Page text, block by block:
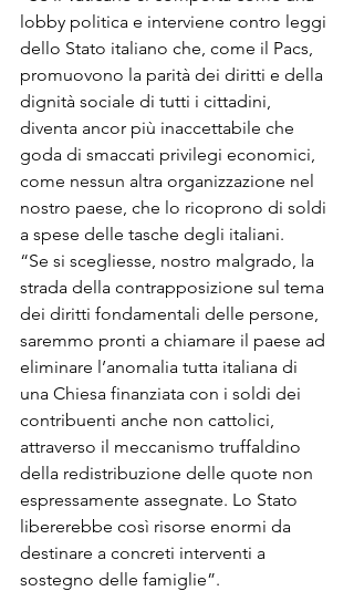
lobby politica e interviene contro leggi
dello Stato italiano che, come il Pacs,
promuovono la parità dei diritti e della
dignità sociale di tutti i cittadini,
diventa ancor più inaccettabile che
goda di smaccati privilegi economici,
come nessun altra organizzazione nel
nostro paese, che lo ricoprono di soldi
a spese delle tasche degli italiani.
“Se si scegliesse, nostro malgrado, la
strada della contrapposizione sul tema
dei diritti fondamentali delle persone,
saremmo pronti a chiamare il paese ad
eliminare l’anomalia tutta italiana di
una Chiesa finanziata con i soldi dei
contribuenti anche non cattolici,
attraverso il meccanismo truffaldino
della redistribuzione delle quote non
espressamente assegnate. Lo Stato
libererebbe così risorse enormi da
destinare a concreti interventi a
sostegno delle famiglie”.